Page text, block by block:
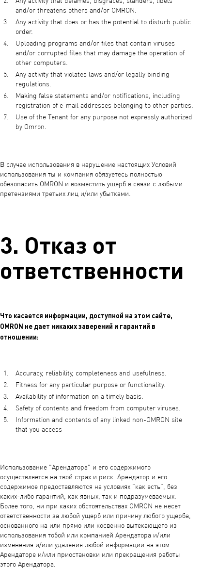
and/or threatens others and/or OMRON.
Any activity that does or has the potential to disturb public
order.
Uploading programs and/or files that contain viruses
and/or corrupted files that may damage the operation of
other computers.
Any activity that violates laws and/or legally binding
regulations.
Making false statements and/or notifications, including
registration of e-mail addresses belonging to other parties.
Use of the Tenant for any purpose not expressly authorized
by Omron.
В случае использования в нарушение настоящих Условий
использования ты и компания обязуетесь полностью
обезопасить OMRON и возместить ущерб в связи с любыми
претензиями третьих лиц и/или убытками.
3. Отказ от
ответственности
Что касается информации, доступной на этом сайте,
OMRON не дает никаких заверений и гарантий в
отношении:
Accuracy, reliability, completeness and usefulness.
Fitness for any particular purpose or functionality.
Availability of information on a timely basis.
Safety of contents and freedom from computer viruses.
Information and contents of any linked non-OMRON site
that you access
Использование "Арендатора" и его содержимого
осуществляется на твой страх и риск. Арендатор и его
содержимое предоставляются на условиях "как есть", без
каких-либо гарантий, как явных, так и подразумеваемых.
Более того, ни при каких обстоятельствах OMRON не несет
ответственности за любой ущерб или причину любого ущерба,
основанного на или прямо или косвенно вытекающего из
использования тобой или компанией Арендатора и/или
изменения и/или удаления любой информации на этом
Арендаторе и/или приостановки или прекращения работы
этого Арендатора.